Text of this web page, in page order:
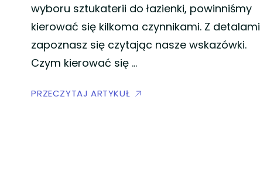
wyboru sztukaterii do łazienki, powinniśmy
kierować się kilkoma czynnikami. Z detalami
zapoznasz się czytając nasze wskazówki.
Czym kierować się …
PRZECZYTAJ ARTYKUŁ